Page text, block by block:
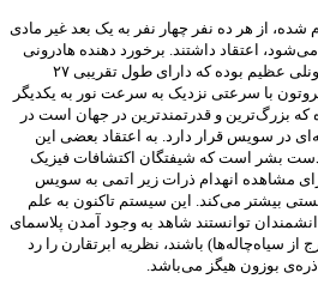
از هر ده نفر چهار نفر به یک بعد غیر مادی
اعتقاد داشتند. برخورد دهنده هادرونی
بزرگ (Large Hadron Collider)، تونلی عظیم بوده که دارای طول تقریبی ۲۷
با سرعتی نزدیک به سرعت نور به یکدیگر
که بزرگ‌ترین و قدرتمندترین در جهان است در
در سویس قرار دارد. به اعتقاد بعضی این
بشر است که شیفتگان اکتشافات فیزیک
مشاهده انهدام ذرات زیر اتمی به سویس
بیشتر می‌کند. این سیستم تاکنون به علم
توانستند شاهد به وجود آمدن پلاسمای
از سیاه‌چاله‌ها) باشند، نظریه ابرتقارن را رد
بوزون هیگز می‌باشد.